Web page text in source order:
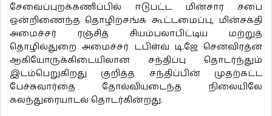
சேவைப்புறக்கணிப்பில் ஈடுபட்ட மின்சார சபை
ஒன்றிணைந்த தொழிற்சங்க கூட்டமைப்பு, மின்சக்தி
அமைச்சர் ரஞ்சித் சியம்பலாபிட்டிய மற்றுத்
தொழில்துறை அமைச்சர் டபிள்வ் டி.ஜே செனவிரத்ன
ஆகியோருக்கிடையிலான சந்திப்பு தொடர்ந்தும்
இடம்பெறுகிறது குறித்த சந்திப்பின் முதற்கட்ட
பேச்சுவார்தை தோல்வியடைந்த நிலையிலே
கலந்துரையாடல் தொடர்கின்றது.